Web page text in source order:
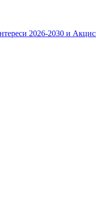
2026-2030 и